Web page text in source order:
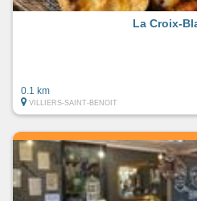
La Croix-
0.1 km
VILLIERS-SAINT-BENOIT